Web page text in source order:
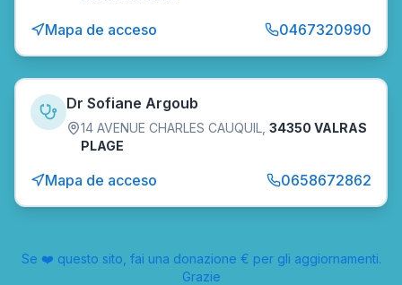
Mapa de acceso 0467320990
Dr Sofiane Argoub
14 AVENUE CHARLES CAUQUIL 34350 VALRAS
PLAGE
Mapa de acceso 0658672862
Se ❤️ questo sito, fai una donazione € per gli aggiornamenti.
Grazie